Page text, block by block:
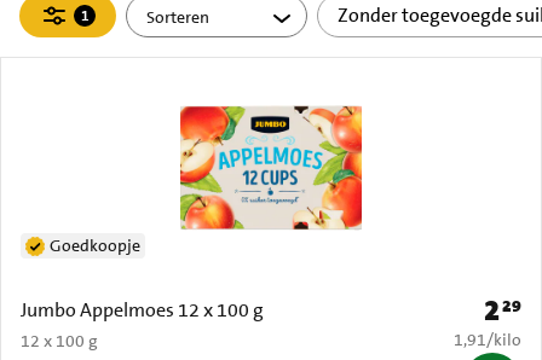
Filteren
1
actief
Zonder toegevoegde
Jumbo Appelmoes 12 x 100 g
12 x 100 g
Goedkoopje
Prijs:
229
€ 1,91 per
1,91/kilo